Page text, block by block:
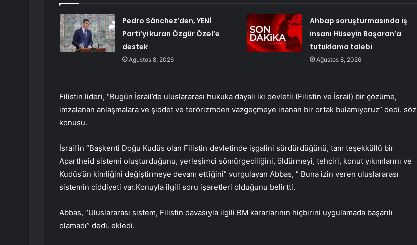
Pedro Sánchez’den, YENİ
Parti’yi kuran Özgür Özel’e
destek
Ağustos 8, 2026
Ahbap soruşturmasında iş
insanı Hüseyin Başaran’a
tutuklama talebi
Ağustos 8, 2026
Filistin lideri, “Bugün İsrail’de uluslararası hukuka dayalı iki devletli (Filistin ve İsrail) bir çözüme,
imzalanan anlaşmalara ve şiddet ve terörizmden vazgeçmeye inanan bir ortak bulamıyoruz” dedi. söz
konusu.
İsrail’in “Başkenti Doğu Kudüs olan Filistin devletinde işgalini sürdürdüğünü, tam teşekküllü bir
Apartheid sistemi oluşturduğunu, yerleşimci sömürgeciliğini, öldürmeyi, tehciri, konut yıkımlarını ve
Kudüs’ün kimliğini değiştirmeye devam ettiğini” vurgulayan Abbas, ” Buna izin veren uluslararası
sistemin ciddiyeti var.Konuyla ilgili soru işaretleri olduğunu belirtti.
Abbas, “Uluslararası sistem, Filistin davasıyla ilgili BM kararlarının hiçbirini uygulamada başarılı
olamadı” dedi. ekledi.